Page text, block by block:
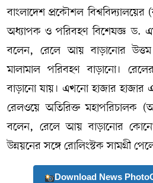
বাংলাদেশ প্রকৌশল
অধ্যাপক ও পরিবহণ বিশেষজ্ঞ ড.
বলেন, রেলে আয় বাড়ানোর
মালামাল পরিবহণ বাড়ানো।
বাড়ানো যায়। এখনো হাজার
রেলওয়ে অতিরিক্ত মহাপরিচালক
বলেন, রেলে আয় বাড়ানোর
উন্নয়নের সঙ্গে রোলিংস্টক সামগ্রী
Download News